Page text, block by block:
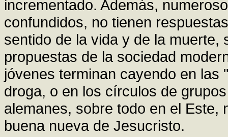
incrementado. Además,
confundidos, no tienen
sentido de la vida y de la
propuestas de la sociedad
jóvenes terminan cayendo en las
droga, o en los círculos de
alemanes, sobre todo en el Este,
buena nueva de Jesucristo.